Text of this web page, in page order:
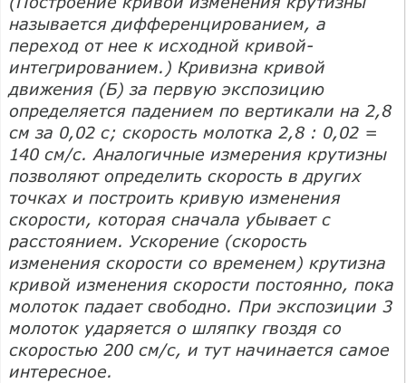
называется дифференцированием, а
переход от нее к исходной кривой-
интегрированием.) Кривизна кривой
движения (Б) за первую экспозицию
определяется падением по вертикали на 2,8
см за 0,02 с; скорость молотка 2,8 : 0,02 =
140 см/с. Аналогичные измерения крутизны
позволяют определить скорость в других
точках и построить кривую изменения
скорости, которая сначала убывает с
расстоянием. Ускорение (скорость
изменения скорости со временем) крутизна
кривой изменения скорости постоянно, пока
молоток падает свободно. При экспозиции 3
молоток ударяется о шляпку гвоздя со
скоростью 200 см/с, и тут начинается самое
интересное.